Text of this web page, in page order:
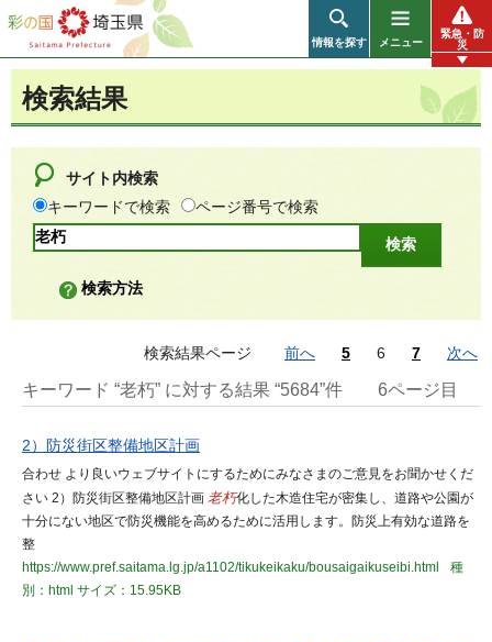
彩の国 埼玉県
情報を探す メニュー
緊急・防
災
検索結果
サイト内検索
キーワードで検索
ページ番号で検索
検索方法
検索結果ページ 前へ 5 6 7 次へ
キーワード “老朽” に対する結果 “5684”件 6ページ目
2）防災街区整備地区計画
合わせ より良いウェブサイトにするためにみなさまのご意見をお聞かせくだ
さい 2）防災街区整備地区計画 老朽化した木造住宅が密集し、道路や公園が
十分にない地区で防災機能を高めるために活用します。防災上有効な道路を
整
https://www.pref.saitama.lg.jp/a1102/tikukeikaku/bousaigaikuseibi.html
種
別：html サイズ：15.95KB